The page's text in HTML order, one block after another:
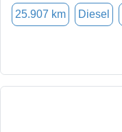
25.907 km Diesel